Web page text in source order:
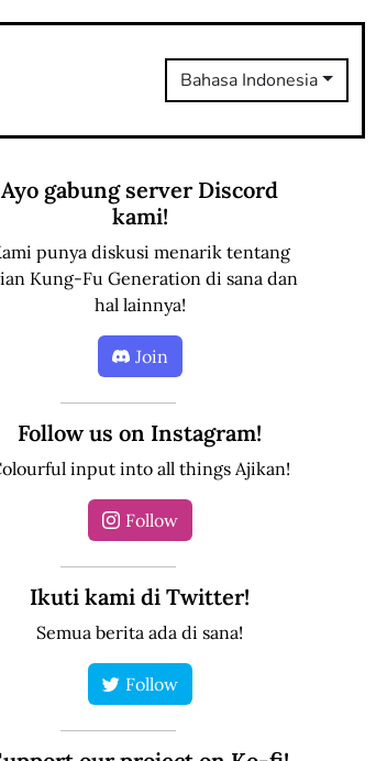
Bahasa Indonesia
Ayo gabung server Discord
kami!
punya diskusi menarik tentang
Kung-Fu Generation di sana dan
hal lainnya!
Join
Follow us on Instagram!
input into all things Ajikan!
Follow
Ikuti kami di Twitter!
Semua berita ada di sana!
Follow